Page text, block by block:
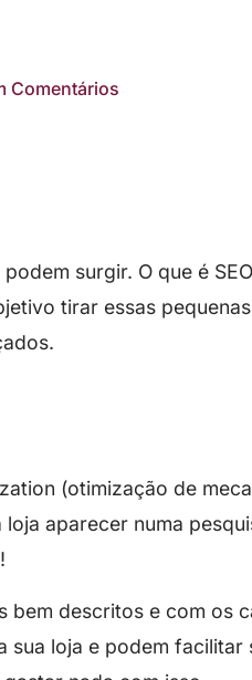
Comentários
surgir. O que é
tirar essas
(otimização de
aparecer numa
bem descritos e com os
sua loja e podem facilitar